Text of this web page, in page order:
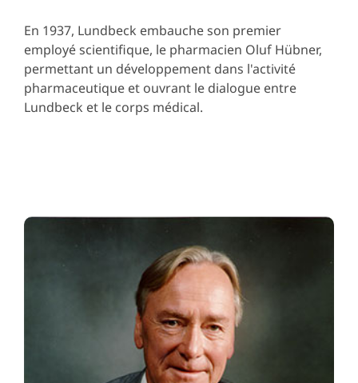
En 1937, Lundbeck embauche son premier
employé scientifique, le pharmacien Oluf Hübner,
permettant un développement dans l'activité
pharmaceutique et ouvrant le dialogue entre
Lundbeck et le corps médical.